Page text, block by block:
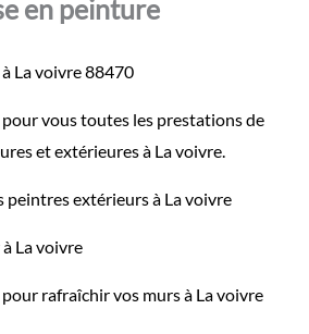
en peinture
La voivre 88470
pour vous toutes les prestations de
et extérieures à La voivre.
peintres extérieurs à La voivre
La voivre
rafraîchir vos murs à La voivre